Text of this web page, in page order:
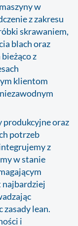
w
z zakresu
skrawaniem,
blach oraz
z
klientom
produkcyjne oraz
potrzeb
z
w stanie
najbardziej
zasady lean.
i